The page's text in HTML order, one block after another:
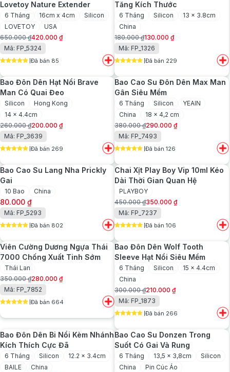
Lovetoy Nature Extender
6 Tháng 16cm x 4cm
Silicon
LOVETOY
USA
650.000₫
Giá
gốc
là:
650.000 ₫.
420.000 ₫
Giá
hiện
tại
là:
420.000 ₫.
Mã: FP_5324
Đã bán 85
Tăng Kích Thước
6 Tháng Silicon
13 x 3.8cm
China
180.000₫
Giá
gốc
là:
180.000 ₫.
130.000 ₫
Giá
hiện
tại
là:
130.000 ₫.
Mã: FP_1326
Đã bán 229
Bao Đôn Dên Hạt Nổi Brave
Man Có Quai Đeo
Silicon
Hong Kong
14 x 4.4cm
260.000₫
Giá
gốc
là:
260.000 ₫.
200.000 ₫
Giá
hiện
tại
là:
200.000 ₫.
Mã: FP_3639
Đã bán 269
Bao Cao Su Đôn Dên Max Man
Gân Siêu Mềm
6 Tháng Silicon
YEAIN
China
18 x 4,2 cm
380.000₫
Giá
gốc
là:
380.000 ₫.
290.000 ₫
Giá
hiện
tại
là:
290.000 ₫.
Mã: FP_7493
Đã bán 126
Bao Cao Su Lang Nha Prickly
Gai
10 Bao China
80.000 ₫
Mã: FP_5293
Đã bán 802
Chai Xịt Play Boy Vip 10ml Kéo
Dài Thời Gian Quan Hệ
PLAYBOY
450.000₫
Giá
gốc
là:
450.000 ₫.
350.000 ₫
Giá
hiện
tại
là:
350.000 ₫.
Mã: FP_7237
Đã bán 106
Viên Cường Dương Ngựa Thái
7000 Chống Xuất Tinh Sớm
Thái Lan
350.000₫
Giá
gốc
là:
350.000 ₫.
280.000 ₫
Giá
hiện
tại
là:
Mã: FP_7852
Đã bán 664
Bao Đôn Dên Wolf Tooth
Sleeve Hạt Nổi Siêu Mềm
6 Tháng Silicon
15 x 4.4cm
China
300.000₫
Giá
gốc
là:
300.000 ₫.
210.000 ₫
Giá
hiện
tại
là:
210.000 ₫.
Mã: FP_1873
Đã bán 266
Bao Đôn Dên Bi Nổi Kèm Nhánh
Kích Thích Cực Đã
6 Tháng Silicon
12.2 x 3.4cm
BAILE
China
Bao Cao Su Donzen Trong
Suốt Có Gai Và Rung
6 Tháng 13,5 x 3,8cm
Silicon
China
Pin Cúc Áo